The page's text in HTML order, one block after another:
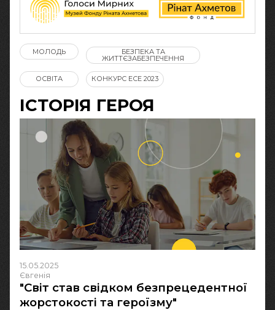
МОЛОДЬ БЕЗПЕКА ТА
ЖИТТЄЗАБЕЗПЕЧЕННЯ
ОСВІТА КОНКУРС ЕСЕ 2023
ІСТОРІЯ ГЕРОЯ
15.05.2025
Євгенія
"Світ став свідком безпрецедентної
жорстокості та героїзму"